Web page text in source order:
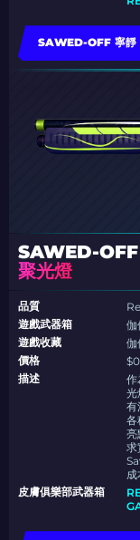
SAWED-OFF 寧靜
SAWED-OFF
聚光燈
品質
遊戲武器箱
伽
遊戲收藏
伽
價格
描述
作
光
有
各
亮
求
成
皮膚俱樂部武器箱